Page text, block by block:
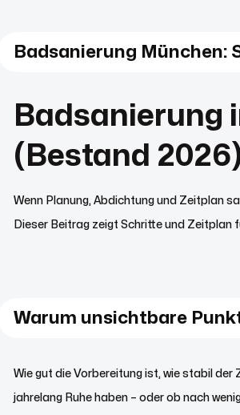
Badsanierung München:
Badsanierung
(Bestand
Wenn Planung, Abdichtung und Zeitplan
Dieser Beitrag zeigt Schritte und Zeitplan
Warum unsichtbare
Wie gut die Vorbereitung ist, wie stabil
jahrelang Ruhe haben – oder ob nach